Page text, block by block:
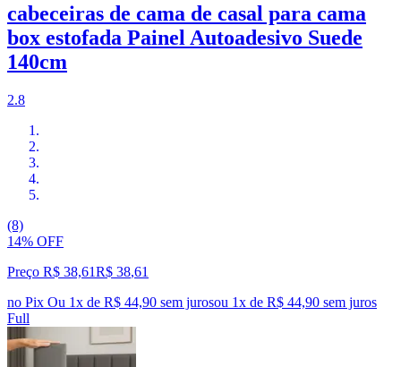
cabeceiras de cama de casal para cama
box estofada Painel Autoadesivo Suede
140cm
2.8
(8)
14% OFF
Preço R$ 38,61R$ 38,61
no Pix Ou 1x de R$ 44,90 sem jurosou 1x de R$ 44,90 sem juros
Full